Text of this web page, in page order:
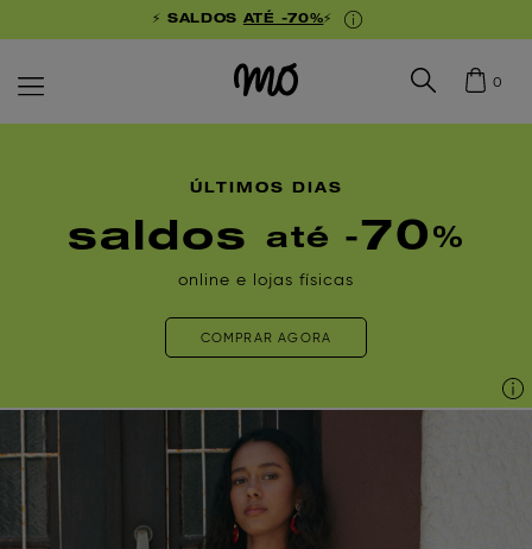
⚡ SALDOS ATÉ -70%⚡
0
ÚLTIMOS DIAS
saldos até - 70 %
online e lojas físicas
COMPRAR AGORA